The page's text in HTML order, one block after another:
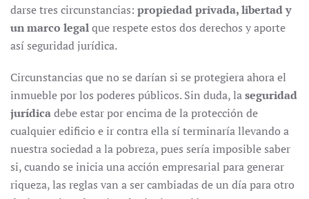
darse tres circunstancias: propiedad privada, libertad y
un marco legalque respete estos dos derechos y aporte
así seguridad jurídica.
Circunstancias que no se darían si se protegiera ahora el
inmueble por los poderes públicos. Sin duda, laseguridad
jurídicadebe estar por encima de la protección de
cualquier edificio e ir contra ella sí terminaría llevando a
nuestra sociedad a la pobreza, pues sería imposible saber
si, cuando se inicia una acción empresarial para generar
riqueza, las reglas van a ser cambiadas de un día para otro